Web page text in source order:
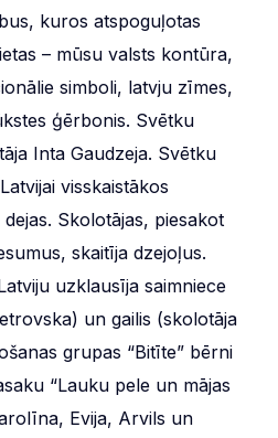
kuros atspoguļotas
– mūsu valsts kontūra,
simboli, latvju zīmes,
ģērbonis. Svētku
Inta Gaudzeja. Svētku
visskaistākos
Skolotājas, piesakot
skaitīja dzejoļus.
uzklausīja saimniece
un gailis (skolotāja
grupas “Bitīte” bērni
“Lauku pele un mājas
Evija, Arvils un